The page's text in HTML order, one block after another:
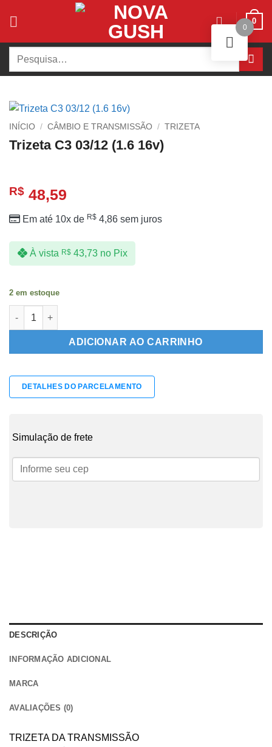
0
Pesquisar
INÍCIO / CÂMBIO E TRANSMISSÃO / TRIZETA
Trizeta C3 03/12 (1.6 16v)
R$ 48,59
Em até 10x de R$ 4,86 sem juros
À vista R$43,73 no Pix
2 em estoque
Trizeta C3 03/12 (1.6 16v) quantidade
ADICIONAR AO CARRINHO
DETALHES DO PARCELAMENTO
Simulação de frete
DESCRIÇÃO
INFORMAÇÃO ADICIONAL
MARCA
AVALIAÇÕES (0)
TRIZETA DA TRANSMISSÃO
0